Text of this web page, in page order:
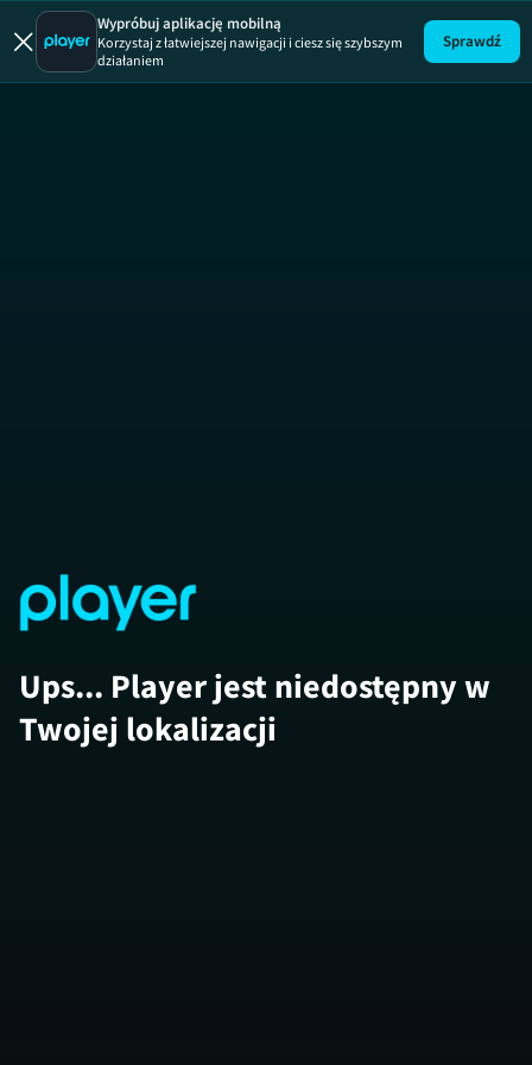
Wypróbuj aplikację mobilną
Korzystaj z łatwiejszej nawigacji i ciesz się szybszym
działaniem
Sprawdź
Ups... Player jest niedostępny w
Twojej lokalizacji